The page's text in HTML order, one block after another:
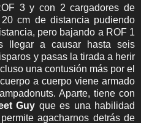
3 y con 2 cargadores de
cm de distancia pudiendo
pero bajando a ROF 1
llegar a causar hasta seis
y pasas la tirada a herir
una contusión más por el
a cuerpo viene armado
Aparte, tiene con
Guy que es una habilidad
agacharnos detrás de